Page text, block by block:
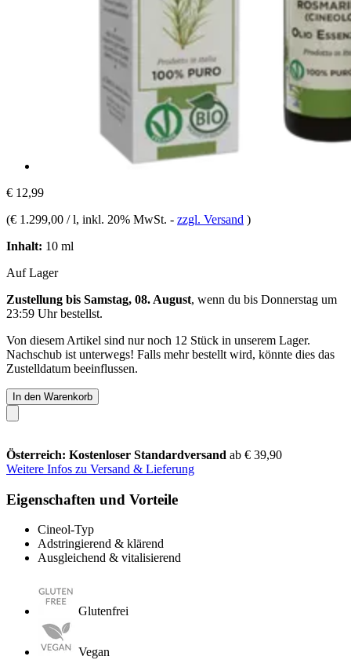
€ 12,99
(€ 1.299,00 / l, inkl. 20% MwSt. - zzgl. Versand )
Inhalt: 10 ml
Auf Lager
Zustellung bis Samstag, 08. August, wenn du bis Donnerstag um
23:59 Uhrbestellst.
Von diesem Artikel sind nur noch 12 Stück in unserem Lager.
Nachschub ist unterwegs! Falls mehr bestellt wird, könnte dies das
Zustelldatum beeinflussen.
In den Warenkorb
Österreich: Kostenloser Standardversand ab € 39,90
Weitere Infos zu Versand & Lieferung
Eigenschaften und Vorteile
Cineol-Typ
Adstringierend & klärend
Ausgleichend & vitalisierend
Glutenfrei
Vegan